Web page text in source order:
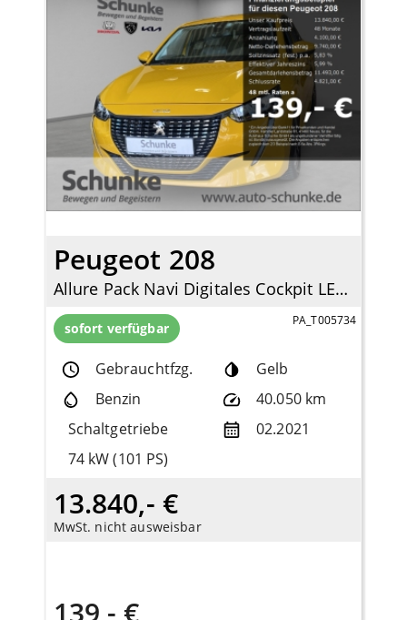
Peugeot 208
Allure Pack Navi Digitales Cockpit LED Apple CarPlay Android Auto Klimaautom Fahrerprofil
sofort verfügbar PA_T005734
Gebrauchtfzg.
Gelb
Benzin
40.050 km
Schaltgetriebe
02.2021
74 kW (101 PS)
13.840,- €
MwSt. nicht ausweisbar
139,- €